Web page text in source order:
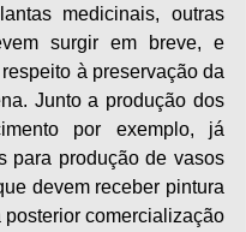
medicinais, outras
surgir em breve, e
à preservação da
Junto a produção dos
por exemplo, já
para produção de vasos
devem receber pintura
posterior comercialização